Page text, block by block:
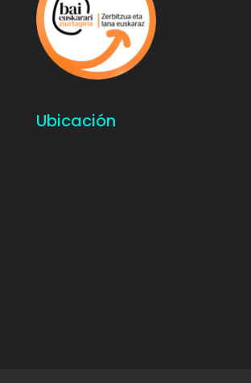
Ubicación